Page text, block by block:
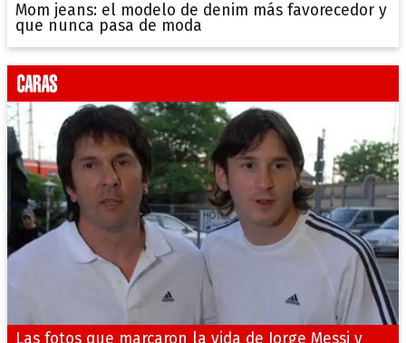
Mom jeans: el modelo de denim más favorecedor y
que nunca pasa de moda